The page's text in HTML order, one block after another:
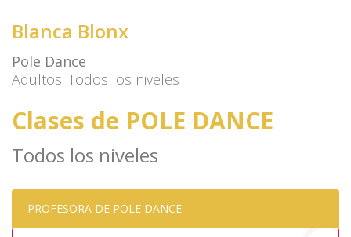
Blanca Blonx
Pole Dance
Adultos. Todos los niveles
Clases de POLE DANCE
Todos los niveles
PROFESORA DE POLE DANCE